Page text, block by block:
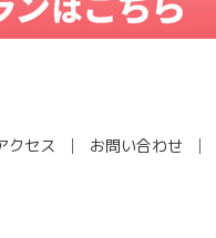
クセス お問い合わせ